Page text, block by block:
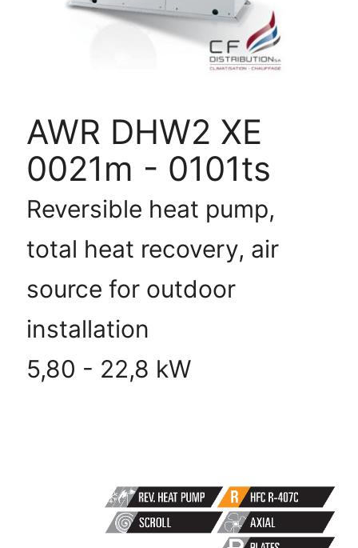
0021m
AWR DHW2 XE
0021m - 0101ts
Reversible heat pump,
total heat recovery, air
source for outdoor
installation
5,80 - 22,8 kW